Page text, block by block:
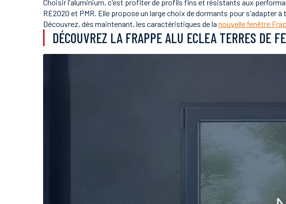
Choisir l'aluminium, c'est profiter de profils fins et résistants aux
RE2020 et PMR. Elle propose un large choix de dormants pour s'adapter
Découvrez, dès maintenant, les caractéristiques de la nouvelle fenêtre
DÉCOUVREZ LA FRAPPE ALU ECLEA TERRES DE